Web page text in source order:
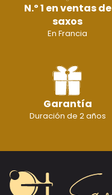
N.º 1 en ventas de
saxos
En Francia
Garantía
Duración de 2 años